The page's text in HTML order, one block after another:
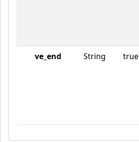
ve_end
String true